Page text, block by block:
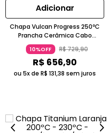
Adicionar
Chapa Vulcan Progress 250ºC
Prancha Cerâmica Cabo
Giratório Laranja Taiff
10%OFF R$729,90
R$ 656,90
ou 5x de R$ 131,38 sem juros